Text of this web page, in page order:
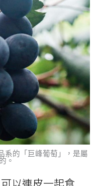
系的「巨峰葡萄」，是屬
。